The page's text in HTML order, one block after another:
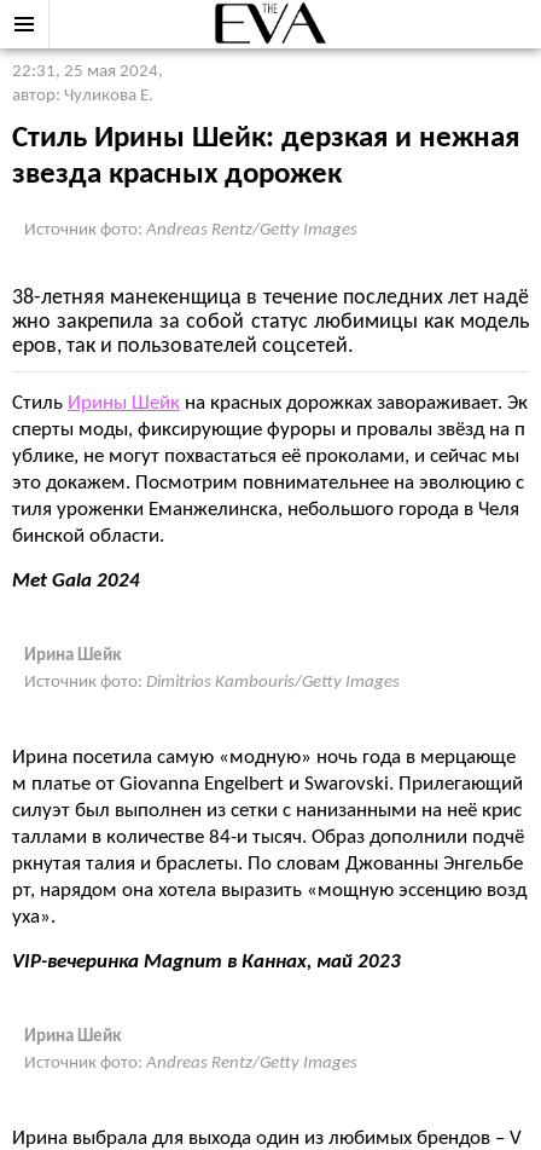
22:31, 25 мая 2024,
автор: Чуликова Е.
Стиль Ирины Шейк: дерзкая и нежная
звезда красных дорожек
Источник фото: Andreas Rentz/Getty Images
38-летняя манекенщица в течение последних лет надё
жно закрепила за собой статус любимицы как модель
еров, так и пользователей соцсетей.
Стиль Ирины Шейк на красных дорожках завораживает. Эк
сперты моды, фиксирующие фуроры и провалы звёзд на п
ублике, не могут похвастаться её проколами, и сейчас мы
это докажем. Посмотрим повнимательнее на эволюцию с
тиля уроженки Еманжелинска, небольшого города в Челя
бинской области.
Met Gala 2024
Ирина Шейк
Источник фото: Dimitrios Kambouris/Getty Images
Ирина посетила самую «модную» ночь года в мерцающе
м платье от Giovanna Engelbert и Swarovski. Прилегающий
силуэт был выполнен из сетки с нанизанными на неё крис
таллами в количестве 84-и тысяч. Образ дополнили подчё
ркнутая талия и браслеты. По словам Джованны Энгельбе
рт, нарядом она хотела выразить «мощную эссенцию возд
уха».
VIP-вечеринка Magnum в Каннах, май 2023
Ирина Шейк
Источник фото: Andreas Rentz/Getty Images
Ирина выбрала для выхода один из любимых брендов – V